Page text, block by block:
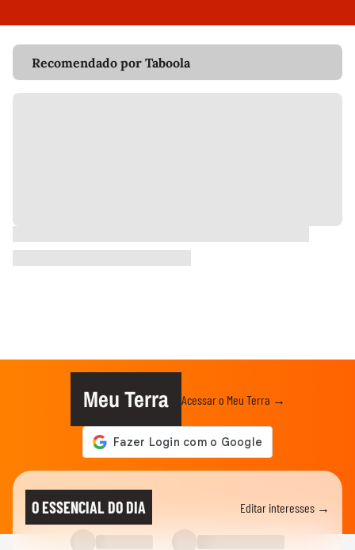
Recomendado por Taboola
Meu Terra Acessar o Meu Terra →
O ESSENCIAL DO DIA Editar interesses →